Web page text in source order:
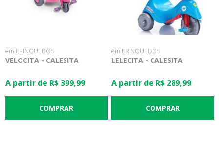
em BRINQUEDOS
VELOCITA - CALESITA
A partir de R$ 399,99
em BRINQUEDOS
LELECITA - CALESITA
A partir de R$ 289,99